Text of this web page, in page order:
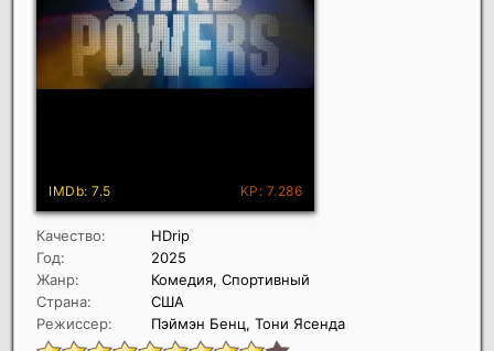
Качество:
HDrip
Год:
2025
Жанр:
Комедия, Спортивный
Страна:
США
Режиссер:
Пэймэн Бенц, Тони Ясенда